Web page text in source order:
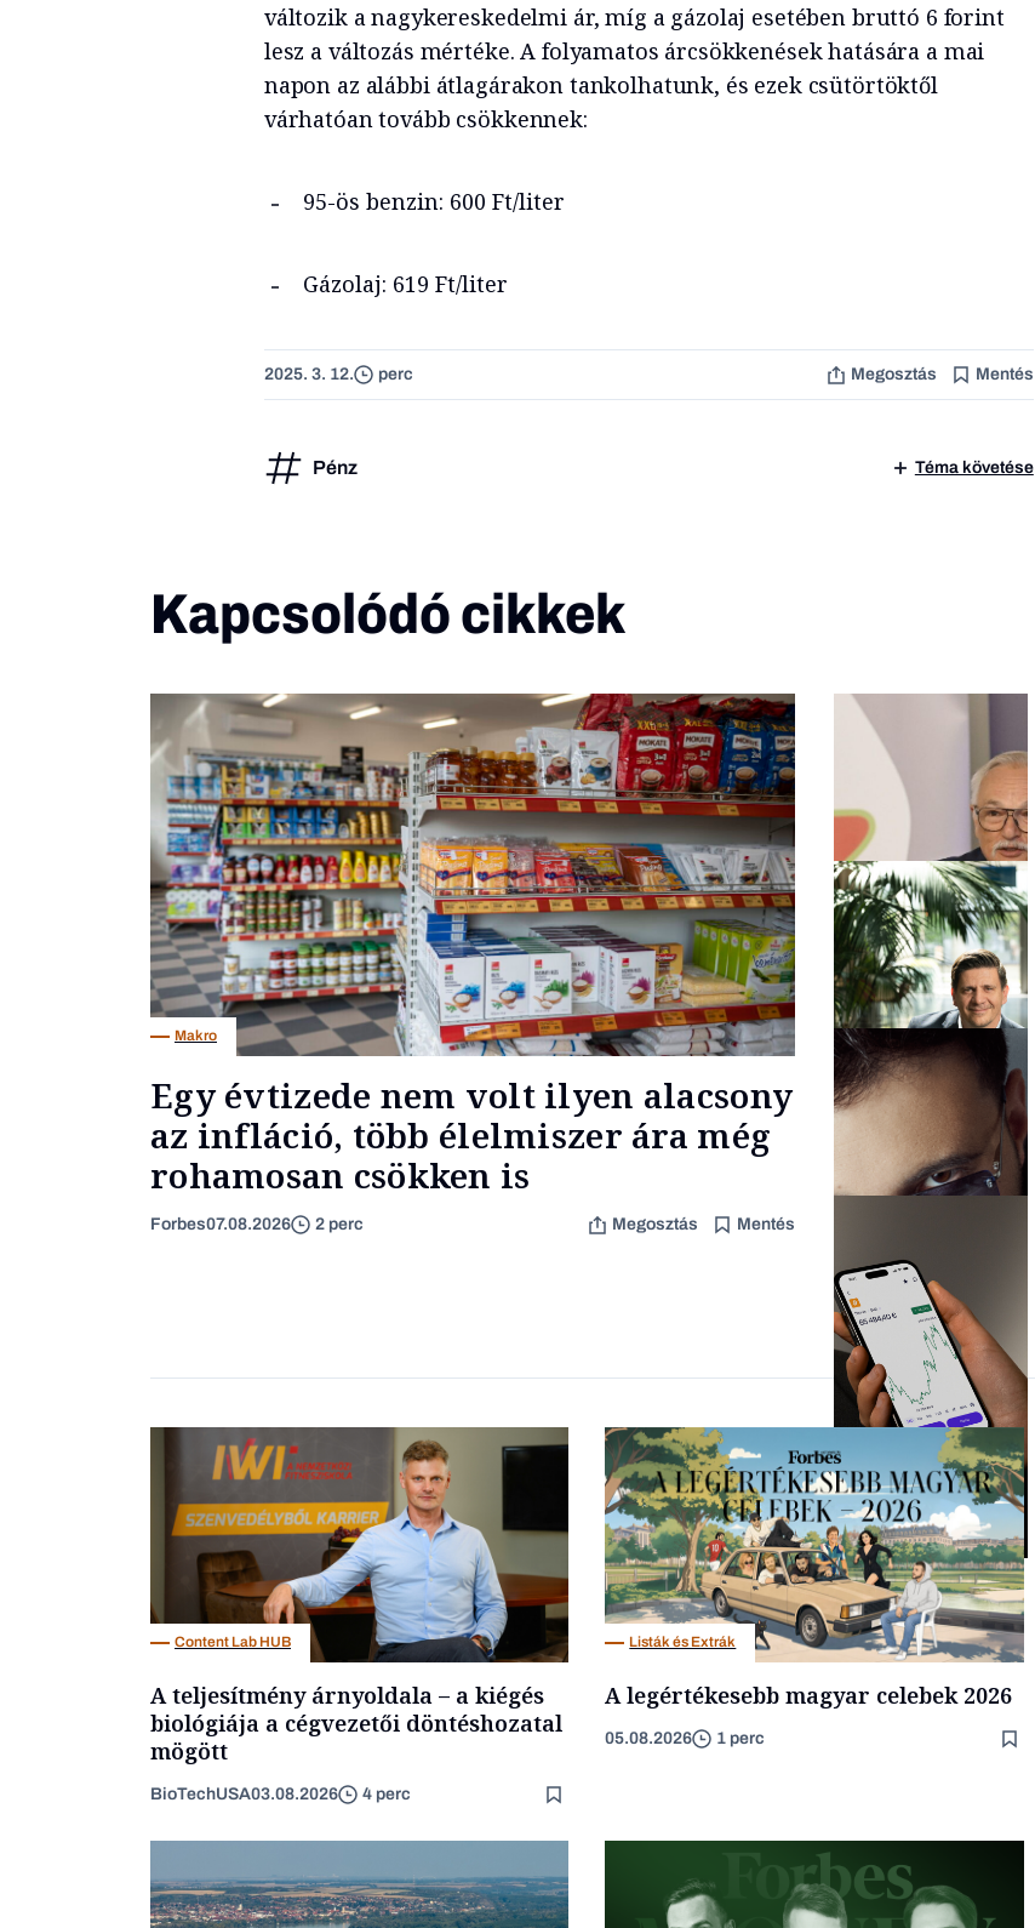
változik a nagykereskedelmi ár, míg a gázolaj esetében bruttó 6 forint
lesz a változás mértéke. A folyamatos árcsökkenések hatására a mai
napon az alábbi átlagárakon tankolhatunk, és ezek csütörtöktől
várhatóan tovább csökkennek:
95-ös benzin: 600 Ft/liter
Gázolaj: 619 Ft/liter
2025. 3. 12. perc Megosztás Mentés
Pénz Téma követése
Kapcsolódó cikkek
Makro
Egy évtizede nem volt ilyen alacsony
az infláció, több élelmiszer ára még
rohamosan csökken is
Forbes07.08.2026 2 perc Megosztás Mentés
TÁMOGATÓI
Forbes-sztori
Fintech
Content Lab HUB
A teljesítmény árnyoldala – a kiégés
biológiája a cégvezetői döntéshozatal
mögött
BioTechUSA03.08.2026 4 perc
Listák és Extrák
A legértékesebb magyar celebek 2026
05.08.2026 1 perc